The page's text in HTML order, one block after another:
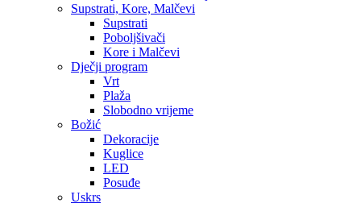
Supstrati, Kore, Malčevi
Supstrati
Poboljšivači
Kore i Malčevi
Dječji program
Vrt
Plaža
Slobodno vrijeme
Božić
Dekoracije
Kuglice
LED
Posuđe
Uskrs